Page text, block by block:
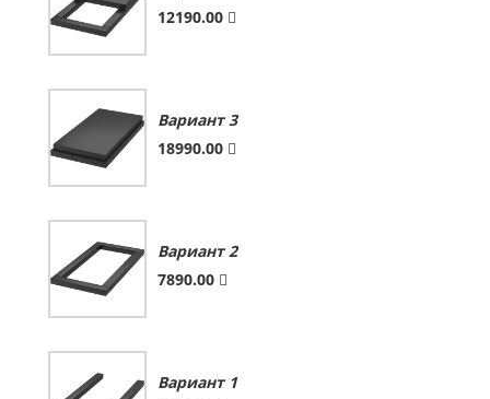
12190.00
Вариант 3
18990.00
Вариант 2
7890.00
Вариант 1